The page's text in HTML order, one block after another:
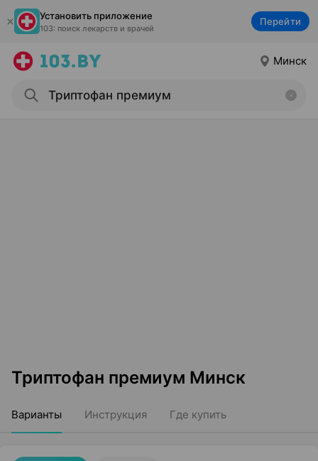
Установить приложение
103: поиск лекарств и врачей
Перейти
Минск
Триптофан премиум Минск
Варианты Инструкция Где купить